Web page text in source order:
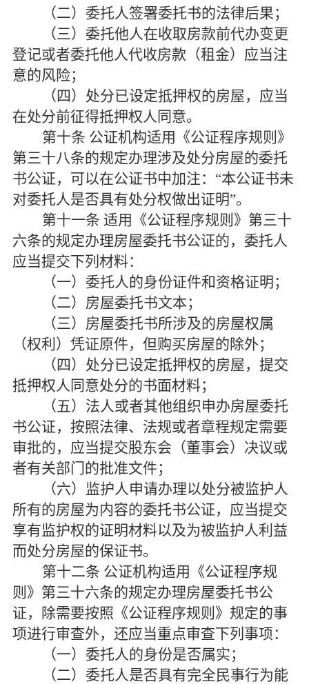
（二）委托人签署委托书的法律后果；
（三）委托他人在收取房款前代办变更
登记或者委托他人代收房款（租金）应当注
意的风险；
（四）处分已设定抵押权的房屋，应当
在处分前征得抵押权人同意。
第十条 公证机构适用《公证程序规则》
第三十八条的规定办理涉及处分房屋的委托
书公证，可以在公证书中加注：“本公证书未
对委托人是否具有处分权做出证明”。
第十一条 适用《公证程序规则》第三十
六条的规定办理房屋委托书公证的，委托人
应当提交下列材料：
（一）委托人的身份证件和资格证明；
（二）房屋委托书文本；
（三）房屋委托书所涉及的房屋权属
（权利）凭证原件，但购买房屋的除外；
（四）处分已设定抵押权的房屋，提交
抵押权人同意处分的书面材料；
（五）法人或者其他组织申办房屋委托
书公证，按照法律、法规或者章程规定需要
审批的，应当提交股东会（董事会）决议或
者有关部门的批准文件；
（六）监护人申请办理以处分被监护人
所有的房屋为内容的委托书公证，应当提交
享有监护权的证明材料以及为被监护人利益
而处分房屋的保证书。
第十二条 公证机构适用《公证程序规
则》第三十六条的规定办理房屋委托书公
证，除需要按照《公证程序规则》规定的事
项进行审查外，还应当重点审查下列事项：
（一）委托人的身份是否属实；
（二）委托人是否具有完全民事行为能